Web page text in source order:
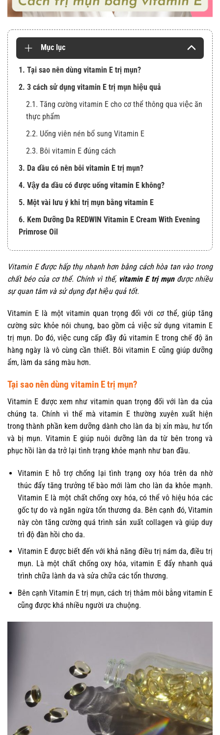
Mục lục
1. Tại sao nên dùng vitamin E trị mụn?
2. 3 cách sử dụng vitamin E trị mụn hiệu quả
2.1. Tăng cường vitamin E cho cơ thể thông qua việc ăn
thực phẩm
2.2. Uống viên nén bổ sung Vitamin E
2.3. Bôi vitamin E đúng cách
3. Da dầu có nên bôi vitamin E trị mụn?
4. Vậy da dầu có được uống vitamin E không?
5. Một vài lưu ý khi trị mụn bằng vitamin E
6. Kem Dưỡng Da REDWIN Vitamin E Cream With Evening
Primrose Oil
Vitamin E được hấp thụ nhanh hơn bằng cách hòa tan vào trong
chất béo của cơ thể. Chính vì thế, vitamin E trị mụnđược nhiều
sự quan tâm và sử dụng đạt hiệu quả tốt.
Vitamin E là một vitamin quan trọng đối với cơ thể, giúp tăng
cường sức khỏe nói chung, bao gồm cả việc sử dụng vitamin E
trị mụn. Do đó, việc cung cấp đầy đủ vitamin E trong chế độ ăn
hàng ngày là vô cùng cần thiết. Bôi vitamin E cũng giúp dưỡng
ẩm, làm da sáng màu hơn.
Tại sao nên dùng vitamin E trị mụn?
Vitamin E được xem như vitamin quan trọng đối với làn da của
chúng ta. Chính vì thế mà vitamin E thường xuyên xuất hiện
trong thành phần kem dưỡng dành cho làn da bị xỉn màu, hư tổn
và bị mụn. Vitamin E giúp nuôi dưỡng làn da từ bên trong và
phục hồi làn da trở lại tình trạng khỏe mạnh như ban đầu.
Vitamin E hỗ trợ chống lại tình trạng oxy hóa trên da nhờ
thúc đẩy tăng trưởng tế bào mới làm cho làn da khỏe mạnh.
Vitamin E là một chất chống oxy hóa, có thể vô hiệu hóa các
gốc tự do và ngăn ngừa tổn thương da. Bên cạnh đó, Vitamin
này còn tăng cường quá trình sản xuất collagen và giúp duy
trì độ đàn hồi cho da.
Vitamin E được biết đến với khả năng điều trị nám da, điều trị
mụn. Là một chất chống oxy hóa, vitamin E đẩy nhanh quá
trình chữa lành da và sửa chữa các tổn thương.
Bên cạnh Vitamin E trị mụn, cách trị thâm môi bằng vitamin E
cũng được khá nhiều người ưa chuộng.